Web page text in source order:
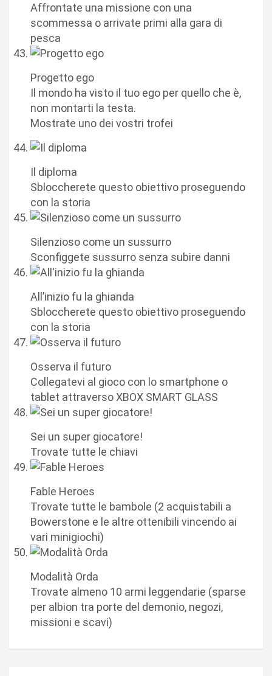
Affrontate una missione con una
scommessa o arrivate primi alla gara di
pesca
Progetto ego
Il mondo ha visto il tuo ego per quello che è,
non montarti la testa.
Mostrate uno dei vostri trofei
Il diploma
Sbloccherete questo obiettivo proseguendo
con la storia
Silenzioso come un sussurro
Sconfiggete sussurro senza subire danni
All’inizio fu la ghianda
Sbloccherete questo obiettivo proseguendo
con la storia
Osserva il futuro
Collegatevi al gioco con lo smartphone o
tablet attraverso XBOX SMART GLASS
Sei un super giocatore!
Trovate tutte le chiavi
Fable Heroes
Trovate tutte le bambole (2 acquistabili a
Bowerstone e le altre ottenibili vincendo ai
vari minigiochi)
Modalità Orda
Trovate almeno 10 armi leggendarie (sparse
per albion tra porte del demonio, negozi,
missioni e scavi)